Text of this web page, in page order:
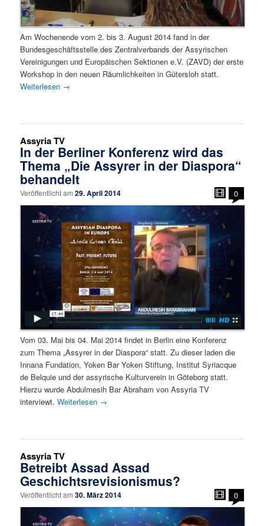
Am Wochenende vom 2. bis 3. August 2014 fand in der
Bundesgeschäftsstelle des Zentralverbands der Assyrischen
Vereinigungen und Europäischen Sektionen e.V. (ZAVD) der erste
Workshop in den neuen Räumlichkeiten in Gütersloh statt.
Weiterlesen →
Assyria TV
In der Berliner Konferenz wird das
Thema „Die Assyrer in der Diaspora“
behandelt
Veröffentlicht am29. April 2014 0
Vom 03. Mai bis 04. Mai 2014 findet in Berlin eine Konferenz
zum Thema „Assyrer in der Diaspora“ statt. Zu dieser laden die
Innana Fundation, Yoken Bar Yoken Stiftung, Institut Syriacque
de Belquie und der assyrische Kulturverein in Göteborg statt.
Hierzu wurde Abdulmesih Bar Abraham von Assyria TV
interviewt.Weiterlesen →
Assyria TV
Betreibt Assad Assad
Geschichtsrevisionismus?
Veröffentlicht am30. März 2014 0